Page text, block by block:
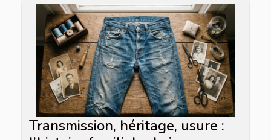
Transmission, héritage, usure :